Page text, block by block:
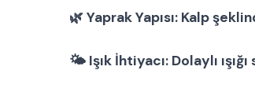
🌿Yaprak Yapısı: Kalp
🌤 Işık İhtiyacı: Dolaylı